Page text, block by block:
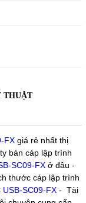
THUẬT
FXgiá rẻ nhất thị
bán cáp lập trình
SC09-FXở đâu -
thước cáp lập trình
USB-SC09-FX- Tài